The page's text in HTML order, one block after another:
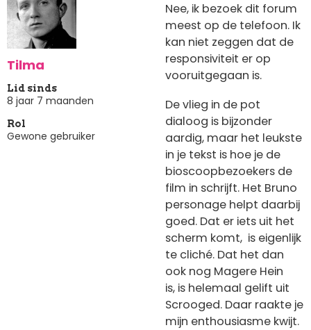
Tilma
Lid sinds
8 jaar 7 maanden
Rol
Gewone gebruiker
Nee, ik bezoek dit forum
meest op de telefoon. Ik
kan niet zeggen dat de
responsiviteit er op
vooruitgegaan is.
De vlieg in de pot
dialoog is bijzonder
aardig, maar het leukste
in je tekst is hoe je de
bioscoopbezoekers de
film in schrijft. Het Bruno
personage helpt daarbij
goed. Dat er iets uit het
scherm komt, is eigenlijk
te cliché. Dat het dan
ook nog Magere Hein
is, is helemaal gelift uit
Scrooged. Daar raakte je
mijn enthousiasme kwijt.